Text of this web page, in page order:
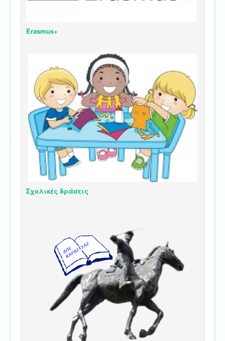
Erasmus+
Σχολικές δράσεις